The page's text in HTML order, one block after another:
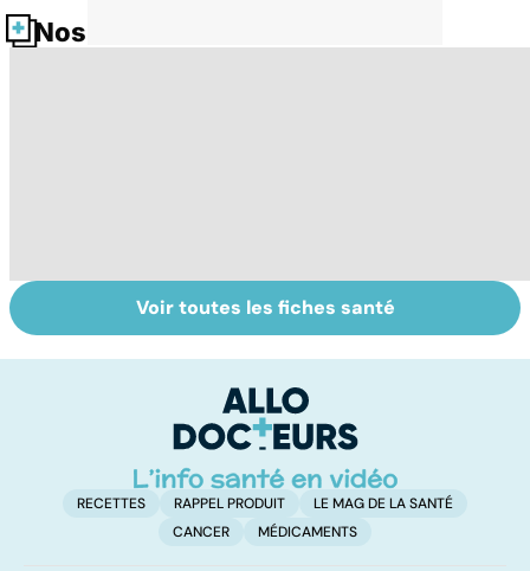
Nos fiches santé
Comment tenir
ses bonnes
Alimentation :
mangeons-nous
protéines ?
Voir toutes les fiches santé
RECETTES RAPPEL PRODUIT
LE MAG DE LA SANTÉ
CANCER
MÉDICAMENTS